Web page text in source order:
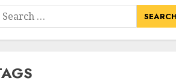
Search